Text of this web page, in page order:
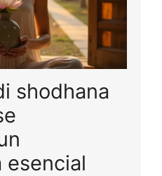
shodhana
esencial